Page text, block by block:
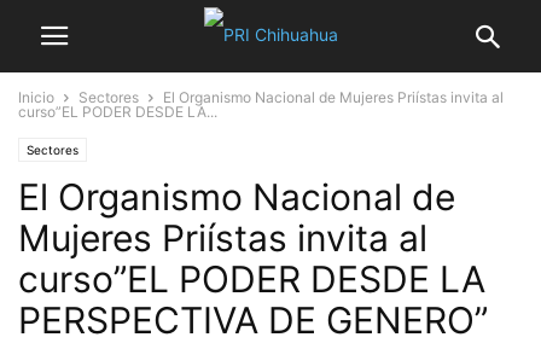
Inicio Sectores
El Organismo Nacional de Mujeres Priístas invita al
curso”EL PODER DESDE LA...
Sectores
El Organismo Nacional de
Mujeres Priístas invita al
curso”EL PODER DESDE LA
PERSPECTIVA DE GENERO”